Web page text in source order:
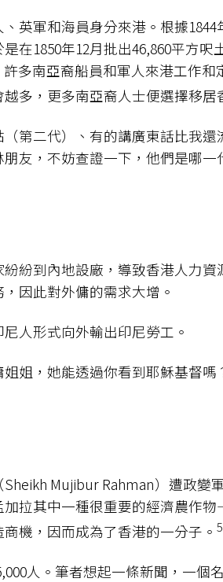
英軍和海員身分來港。根據1844
在1850年12月批出46,860平方呎
多南亞裔船員和軍人來港工作和
多，更多南亞裔人士便選擇移居
第二代）、有的講廣東話比我還
友，不妨查證一下，他們是哪一
紛到內地設廠，導致香港人力
因此對外傭的需求大增。
人形式向外輸出印尼勞工。
姐，她能透過你看到耶穌基督嗎
Mujibur Rahman）遭政變
拉其中一種很重要的經濟農作
機，因而成為了香港的一分子。5
人。筆者想起一條新聞，一個